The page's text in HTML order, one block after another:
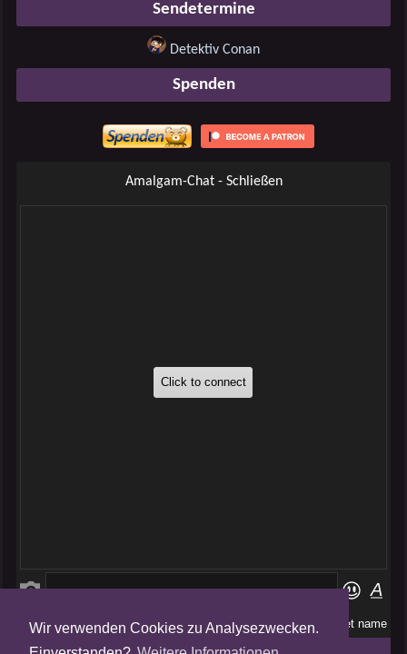
Wir verwenden Cookies zu Analysezwecken.
Sendetermine
Detektiv Conan
Spenden
Amalgam-Chat - Schließen